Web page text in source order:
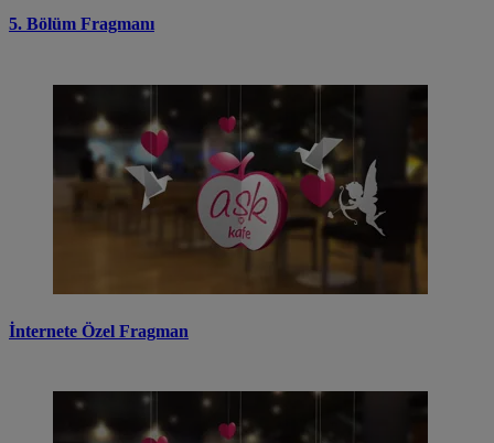
5. Bölüm Fragmanı
İnternete Özel Fragman